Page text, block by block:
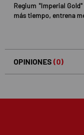
Regium "Imperial
más tiempo, entrena
OPINIONES (0)